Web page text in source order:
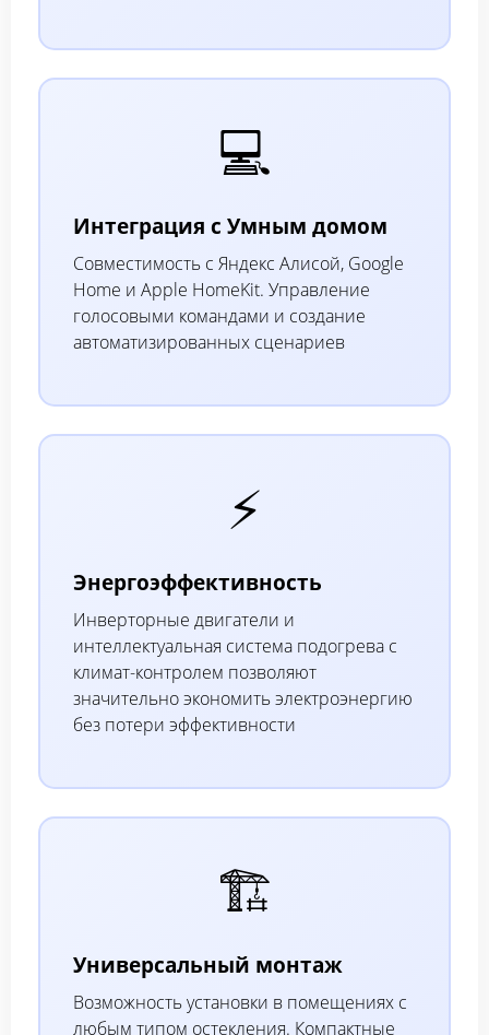
💻
Интеграция с Умным домом
Совместимость с Яндекс Алисой, Google
Home и Apple HomeKit. Управление
голосовыми командами и создание
автоматизированных сценариев
⚡
Энергоэффективность
Инверторные двигатели и
интеллектуальная система подогрева с
климат-контролем позволяют
значительно экономить электроэнергию
без потери эффективности
🏗️
Универсальный монтаж
Возможность установки в помещениях с
любым типом остекления. Компактные